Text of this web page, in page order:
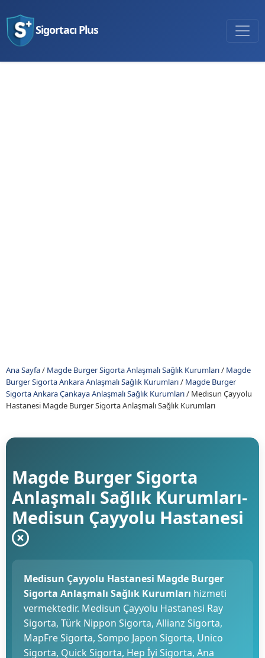
Sigortacı Plus
Ana Sayfa/ Magde Burger Sigorta Anlaşmalı Sağlık Kurumları/ Magde
Burger Sigorta Ankara Anlaşmalı Sağlık Kurumları/ Magde Burger
Sigorta Ankara Çankaya Anlaşmalı Sağlık Kurumları/ Medisun Çayyolu
Hastanesi Magde Burger Sigorta Anlaşmalı Sağlık Kurumları
Magde Burger Sigorta
Anlaşmalı Sağlık Kurumları-
Medisun Çayyolu Hastanesi
Medisun Çayyolu Hastanesi Magde Burger
Sigorta Anlaşmalı Sağlık Kurumları hizmeti
vermektedir. Medisun Çayyolu Hastanesi Ray
Sigorta, Türk Nippon Sigorta, Allianz Sigorta,
MapFre Sigorta, Sompo Japon Sigorta, Unico
Sigorta, Quick Sigorta, Hep İyi Sigorta, Ana